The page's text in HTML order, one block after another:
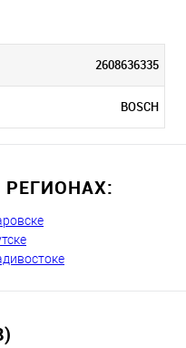
2608636335
BOSCH